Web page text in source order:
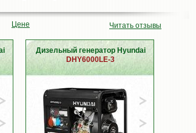
Цене Читать отзывы
Дизельный генератор Hyundai
DHY6000LE-3